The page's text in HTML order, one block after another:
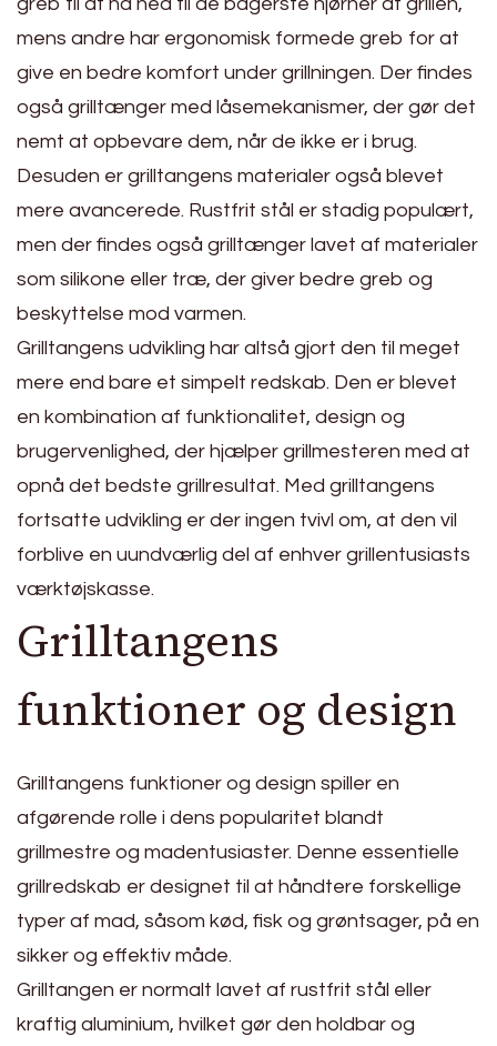
mens andre har ergonomisk formede greb for at
give en bedre komfort under grillningen. Der findes
også grilltænger med låsemekanismer, der gør det
nemt at opbevare dem, når de ikke er i brug.
Desuden er grilltangens materialer også blevet
mere avancerede. Rustfrit stål er stadig populært,
men der findes også grilltænger lavet af materialer
som silikone eller træ, der giver bedre greb og
beskyttelse mod varmen.
Grilltangens udvikling har altså gjort den til meget
mere end bare et simpelt redskab. Den er blevet
en kombination af funktionalitet, design og
brugervenlighed, der hjælper grillmesteren med at
opnå det bedste grillresultat. Med grilltangens
fortsatte udvikling er der ingen tvivl om, at den vil
forblive en uundværlig del af enhver grillentusiasts
værktøjskasse.
Grilltangens
funktioner og design
Grilltangens funktioner og design spiller en
afgørende rolle i dens popularitet blandt
grillmestre og madentusiaster. Denne essentielle
grillredskab er designet til at håndtere forskellige
typer af mad, såsom kød, fisk og grøntsager, på en
sikker og effektiv måde.
Grilltangen er normalt lavet af rustfrit stål eller
kraftig aluminium, hvilket gør den holdbar og